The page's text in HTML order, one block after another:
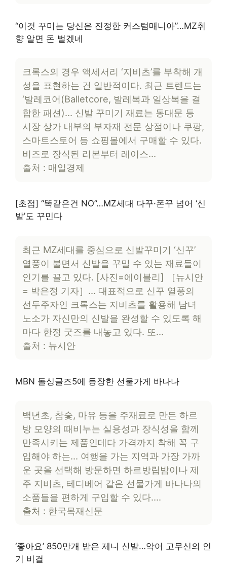
“이것 꾸미는 당신은 진정한 커스텀매니아”…MZ취
향 알면 돈 벌겠네
크록스의 경우 액세서리 ‘지비츠’를 부착해 개
성을 표현하는 건 일반적이다. 최근 트렌드는
‘발레코어(Balletcore, 발레복과 일상복을 결
합한 패션)… 신발 꾸미기 재료는 동대문 등
시장 상가 내부의 부자재 전문 상점이나 쿠팡,
스마트스토어 등 쇼핑몰에서 구매할 수 있다.
비즈로 장식된 리본부터 레이스…
출처 : 매일경제
[초점] “똑같은건 NO”…MZ세대 다꾸·폰꾸 넘어 ‘신
발’도 꾸민다
최근 MZ세대를 중심으로 신발꾸미기 ‘신꾸’
열풍이 불면서 신발을 꾸밀 수 있는 재료들이
인기를 끌고 있다. [사진=에이블리] ［뉴시안
= 박은정 기자］… 대표적으로 신꾸 열풍의
선두주자인 크록스는 지비츠를 활용해 남녀
노소가 자신만의 신발을 완성할 수 있도록 해
마다 한정 굿즈를 내놓고 있다. 또…
출처 : 뉴시안
MBN 돌싱글즈5에 등장한 선물가게 바나나
백년초, 참숯, 마유 등을 주재료로 만든 하르
방 모양의 때비누는 실용성과 장식성을 함께
만족시키는 제품인데다 가격까지 착해 꼭 구
입해야 하는… 여행을 가는 지역과 가장 가까
운 곳을 선택해 방문하면 하르방립밤이나 제
주 지비츠, 테디베어 같은 선물가게 바나나의
소품들을 편하게 구입할 수 있다….
출처 : 한국목재신문
‘좋아요’ 850만개 받은 제니 신발…악어 고무신의 인
기 비결